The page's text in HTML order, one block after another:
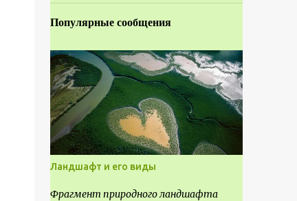
Популярные сообщения
Ландшафт и его виды
Фрагмент природного ландшафта